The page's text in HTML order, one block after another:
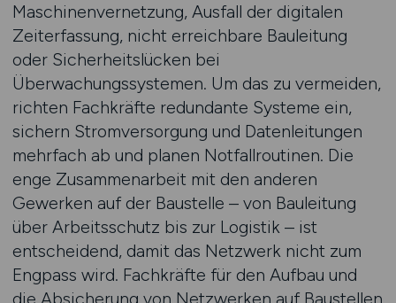
Maschinenvernetzung, Ausfall der digitalen
Zeiterfassung, nicht erreichbare Bauleitung
oder Sicherheitslücken bei
Überwachungssystemen. Um das zu vermeiden,
richten Fachkräfte redundante Systeme ein,
sichern Stromversorgung und Datenleitungen
mehrfach ab und planen Notfallroutinen. Die
enge Zusammenarbeit mit den anderen
Gewerken auf der Baustelle – von Bauleitung
über Arbeitsschutz bis zur Logistik – ist
entscheidend, damit das Netzwerk nicht zum
Engpass wird. Fachkräfte für den Aufbau und
die Absicherung von Netzwerken auf Baustellen